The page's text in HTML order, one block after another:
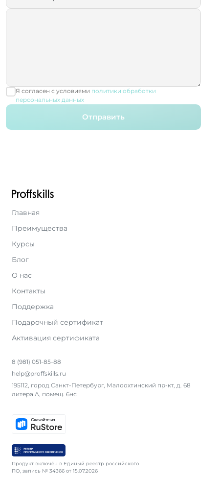
Я согласен с условиями политики обработки
персональных данных
Отправить
Главная
Преимущества
Курсы
Блог
О нас
Контакты
Поддержка
Подарочный сертификат
Активация сертификата
8 (981) 051-85-88
help@proffskills.ru
195112, город Санкт-Петербург, Малоохтинский пр-кт, д. 68
литера А, помещ. 6нс
Продукт включён в Единый реестр российского
ПО, запись № 34366 от 15.07.2026